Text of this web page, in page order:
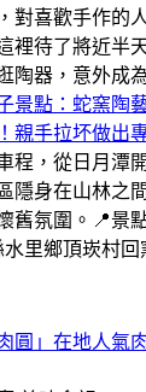
對喜歡手作的
裡待了將近半
陶器，意外成
景點：蛇窯陶
親手拉坏做出
程，從日月潭
隱身在山林之
舊氛圍。📍景
里鄉頂崁村回
圓」在地人氣